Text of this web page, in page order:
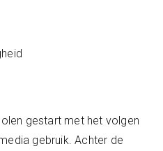
gestart met het volgen
gebruik. Achter de